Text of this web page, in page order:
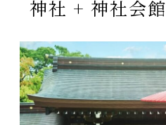
神社 + 神社会館